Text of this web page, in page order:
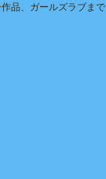
品、ガールズラブまで